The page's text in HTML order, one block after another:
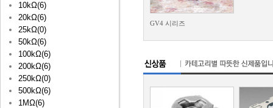
10kΩ(6)
20kΩ(6)
25kΩ(0)
50kΩ(6)
100kΩ(6)
200kΩ(6)
250kΩ(0)
500kΩ(6)
1MΩ(6)
GV4 시리즈